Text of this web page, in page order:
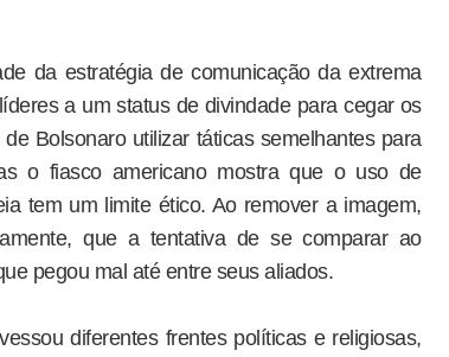
da estratégia de comunicação da extrema
a um status de divindade para cegar os
Bolsonaro utilizar táticas semelhantes para
o fiasco americano mostra que o uso de
tem um limite ético. Ao remover a imagem,
que a tentativa de se comparar ao
pegou mal até entre seus aliados.
diferentes frentes políticas e religiosas,